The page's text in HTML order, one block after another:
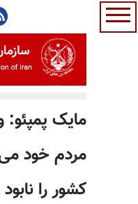
مایک پمپئو:
مردم خود
کشور را